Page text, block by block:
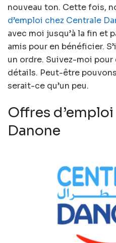
nouveau ton. Cette fois,
d’emploi chez Centrale
avec moi jusqu’à la fin et
amis pour en bénéficier.
un ordre. Suivez-moi
détails. Peut-être
serait-ce qu’un peu.
Offres
Danone